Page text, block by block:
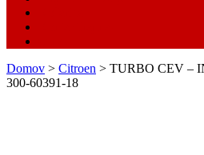
Domov > Citroen > TURBO CEV –
300-60391-18